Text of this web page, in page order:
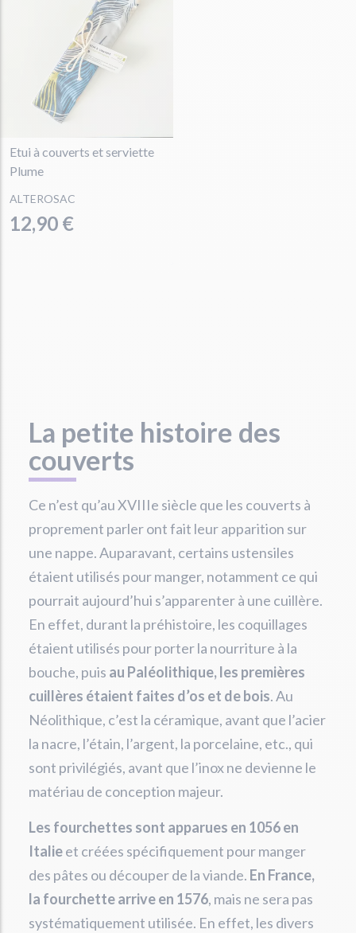
Etui à couverts et serviette
Plume
ALTEROSAC
12,90 €
La petite histoire des
couverts
Ce n’est qu’au XVIIIe siècle que les couverts à
proprement parler ont fait leur apparition sur
une nappe. Auparavant, certains ustensiles
étaient utilisés pour manger, notamment ce qui
pourrait aujourd’hui s’apparenter à une cuillère.
En effet, durant la préhistoire, les coquillages
étaient utilisés pour porter la nourriture à la
bouche, puis au Paléolithique, les premières
cuillères étaient faites d’os et de bois. Au
Néolithique, c’est la céramique, avant que l’acier
la nacre, l’étain, l’argent, la porcelaine, etc., qui
sont privilégiés, avant que l’inox ne devienne le
matériau de conception majeur.
Les fourchettes sont apparues en 1056 en
Italieet créées spécifiquement pour manger
des pâtes ou découper de la viande. En France,
la fourchette arrive en 1576, mais ne sera pas
systématiquement utilisée. En effet, les divers